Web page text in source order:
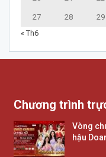
27 28 29
« Th6
Chương trình
Vòng
hậu